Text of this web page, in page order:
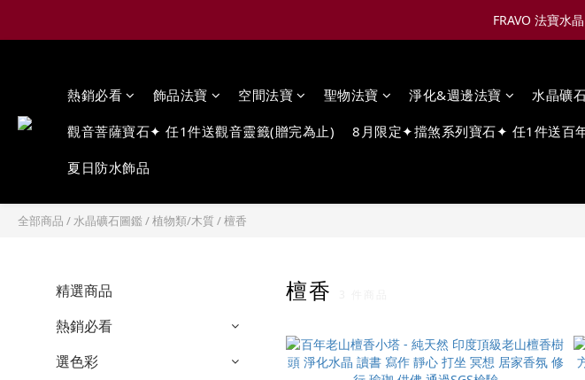
FRAVO 法寶水
熱銷必看 飾品法寶 空間法寶 聖物法寶 淨化&週邊法寶 水晶礦
觀音菩薩寶石✦ 任1件送觀音靈籤(贈完為止) 8月限定✦擋煞系列寶石✦ 任1件送百
夏日防水飾品
全部商品 /水晶礦石圖鑑 /植物類/木質/檀香
精選商品
熱銷必看
選色彩
檀香